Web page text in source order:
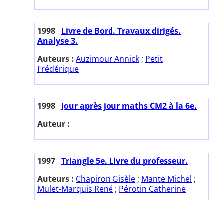
1998 Livre de Bord. Travaux dirigés.
Analyse 3.
Auteurs : Auzimour Annick ; Petit
Frédérique
1998 Jour après jour maths CM2 à la 6e.
Auteur :
1997 Triangle 5e. Livre du professeur.
Auteurs : Chapiron Gisèle ; Mante Michel ;
Mulet-Marquis René ; Pérotin Catherine